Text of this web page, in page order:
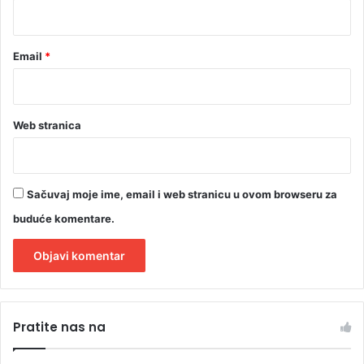
Email *
Web stranica
Sačuvaj moje ime, email i web stranicu u ovom browseru za
buduće komentare.
tPratite nas na